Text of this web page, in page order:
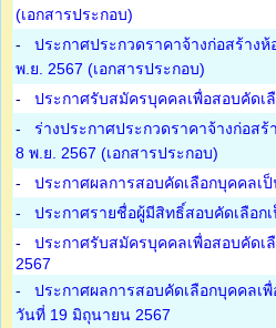
(เอกสารประกอบ)
-
ประกาศประกวดราคาจ้างก่อสร้าง
พ.ย. 2567 (เอกสารประกอบ)
-
ประกาศรับสมัครบุคคลเพื่อสอบคัดเ
-
ร่างประกาศประกวดราคาจ้างก่อส
8 พ.ย. 2567 (เอกสารประกอบ)
-
ประกาศผลการสอบคัดเลือกบุคคล
-
ประกาศรายชื่อผู้มีสิทธิ์สอบคัดเลือ
-
ประกาศรับสมัครบุคคลเพื่อสอบคัด
2567
-
ประกาศผลการสอบคัดเลือกบุคคลเ
วันที่ 19 มิถุนายน 2567